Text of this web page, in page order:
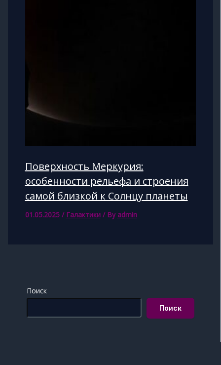
Поверхность Меркурия:
особенности рельефа и строения
самой близкой к Солнцу планеты
01.05.2025 / Галактики/ By admin
Поиск
Поиск